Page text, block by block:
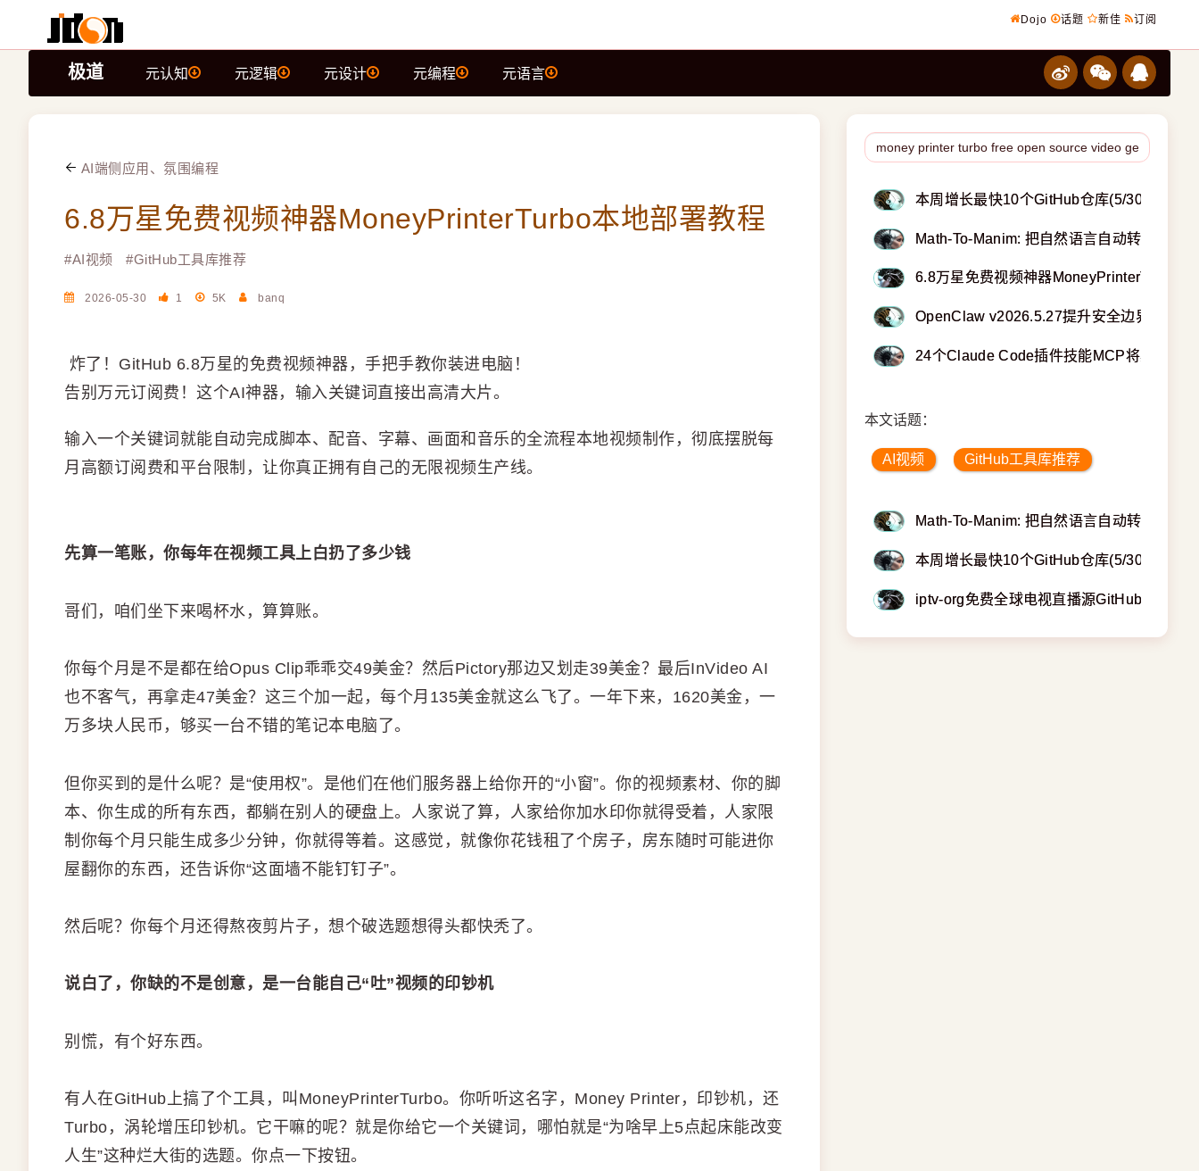
Dojo 话题 新佳 订阅
极道 元认知 元逻辑 元设计 元编程 元语言
AI端侧应用、氛围编程
6.8万星免费视频神器MoneyPrinterTurbo本地部署教程
#AI视频 #GitHub工具库推荐
2026-05-30 1 5K banq
炸了！GitHub 6.8万星的免费视频神器，手把手教你装进电脑！
告别万元订阅费！这个AI神器，输入关键词直接出高清大片。
输入一个关键词就能自动完成脚本、配音、字幕、画面和音乐的全流程本地视频制作，彻底摆脱每
月高额订阅费和平台限制，让你真正拥有自己的无限视频生产线。
先算一笔账，你每年在视频工具上白扔了多少钱
哥们，咱们坐下来喝杯水，算算账。
你每个月是不是都在给Opus Clip乖乖交49美金？然后Pictory那边又划走39美金？最后InVideo AI
也不客气，再拿走47美金？这三个加一起，每个月135美金就这么飞了。一年下来，1620美金，一
万多块人民币，够买一台不错的笔记本电脑了。
但你买到的是什么呢？是“使用权”。是他们在他们服务器上给你开的“小窗”。你的视频素材、你的脚
本、你生成的所有东西，都躺在别人的硬盘上。人家说了算，人家给你加水印你就得受着，人家限
制你每个月只能生成多少分钟，你就得等着。这感觉，就像你花钱租了个房子，房东随时可能进你
屋翻你的东西，还告诉你“这面墙不能钉钉子”。
然后呢？你每个月还得熬夜剪片子，想个破选题想得头都快秃了。
说白了，你缺的不是创意，是一台能自己“吐”视频的印钞机
别慌，有个好东西。
有人在GitHub上搞了个工具，叫MoneyPrinterTurbo。你听听这名字，Money Printer，印钞机，还
Turbo，涡轮增压印钞机。它干嘛的呢？就是你给它一个关键词，哪怕就是“为啥早上5点起床能改变
人生”这种烂大街的选题。你点一下按钮。
本周增长最快10个GitHub仓库(5/30)：最火
Math-To-Manim: 把自然语言自动转成数学
6.8万星免费视频神器MoneyPrinterTurbo本
OpenClaw v2026.5.27提升安全边界：加入
24个Claude Code插件技能MCP将其从编
本文话题：
AI视频 GitHub工具库推荐
Math-To-Manim: 把自然语言自动转成数学
本周增长最快10个GitHub仓库(5/30)：最火
iptv-org免费全球电视直播源GitHub项目使